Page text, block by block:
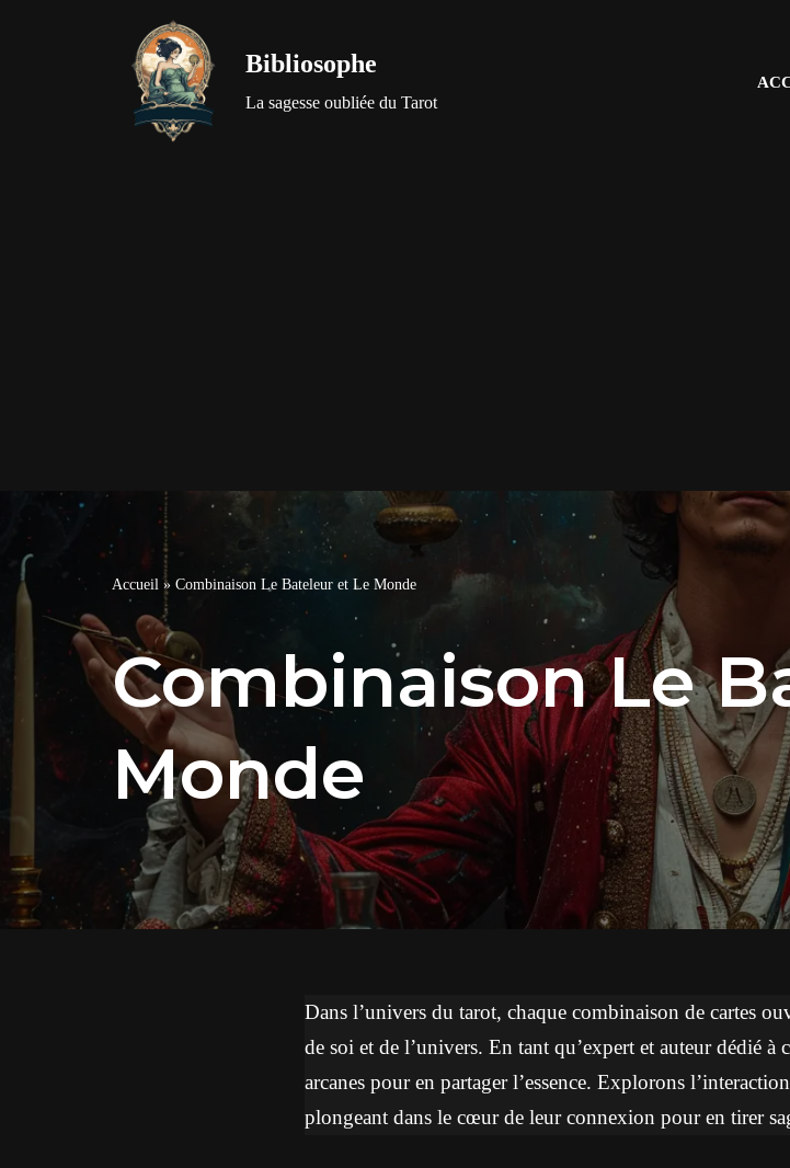
Bibliosophe
La sagesse oubliée du Tarot
Accueil » Combinaison Le Bateleur et Le Monde
Combinaison Le
Monde
Dans l’univers du tarot, chaque combinaison de cartes
de soi et de l’univers. En tant qu’expert et auteur dédié à
arcanes pour en partager l’essence. Explorons
plongeant dans le cœur de leur connexion pour en tirer